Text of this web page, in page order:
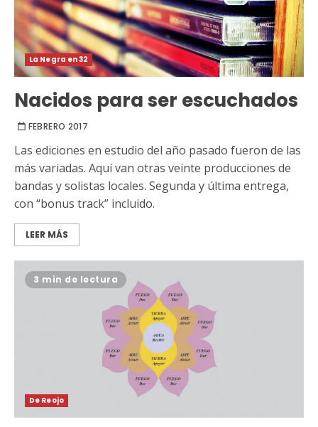
La Negra en 32
Nacidos para ser escuchados
FEBRERO 2017
Las ediciones en estudio del año pasado fueron de las
más variadas. Aquí van otras veinte producciones de
bandas y solistas locales. Segunda y última entrega,
con “bonus track” incluido.
LEER MÁS
3 min de lectura
De Reojo